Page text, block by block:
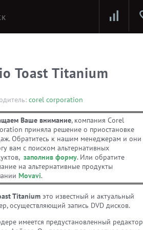
Toast Titanium
corel corporation
Ваше внимание, компания Corel
приняла решение о приостановке
Обратитесь к нашим менеджерам и они
вам с поиском альтернативных
заполнив форму. Или обратите
на альтернативные продукты
Movavi.
Titanium это известный и актуальный
осуществляющий запись DVD дисков.
имеется предустановленный редактор